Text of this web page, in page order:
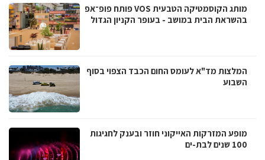
מותג הקוסמטיקה הטבעית VOS פותח פופ־אפ
בהשראת הבית במושב - בעופר הקניון הגדול
המלצות מד"א לעומס החום הכבד הצפוי בסוף
השבוע
מופע המזרקות האייקוני חוזר ובענק לחגיגות
100 שנים לבת-ים